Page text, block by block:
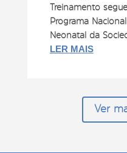
Treinamento
Programa
Neonatal da
LER MAIS
Ver